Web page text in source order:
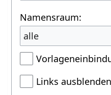
Namensraum:
alle
Links ausblenden